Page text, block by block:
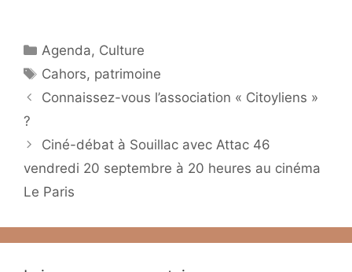
Catégories
Agenda, Culture
Étiquettes
Cahors, patrimoine
Connaissez-vous l’association « Citoyliens »
?
Ciné-débat à Souillac avec Attac 46
vendredi 20 septembre à 20 heures au cinéma
Le Paris